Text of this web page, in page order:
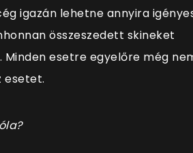
igazán lehetne annyira
összeszedett skineket
Minden esetre egyelőre még
esetet.